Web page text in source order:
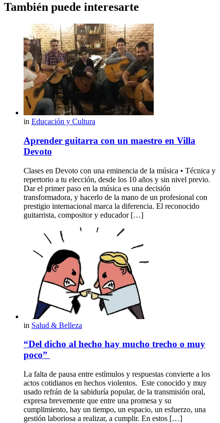
También puede interesarte
in Educación y Cultura
Aprender guitarra con un maestro en Villa
Devoto
Clases en Devoto con una eminencia de la música • Técnica y
repertorio a tu elección, desde los 10 años y sin nivel previo.
Dar el primer paso en la música es una decisión
transformadora, y hacerlo de la mano de un profesional con
prestigio internacional marca la diferencia. El reconocido
guitarrista, compositor y educador […]
in Salud & Belleza
“Del dicho al hecho hay mucho trecho o muy
poco”
La falta de pausa entre estímulos y respuestas convierte a los
actos cotidianos en hechos violentos. Este conocido y muy
usado refrán de la sabiduría popular, de la transmisión oral,
expresa brevemente que entre una promesa y su
cumplimiento, hay un tiempo, un espacio, un esfuerzo, una
gestión laboriosa a realizar, a cumplir. En estos […]